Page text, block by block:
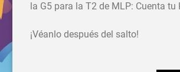
la G5 para la T2 de MLP: Cuenta
¡Véanlo después del salto!